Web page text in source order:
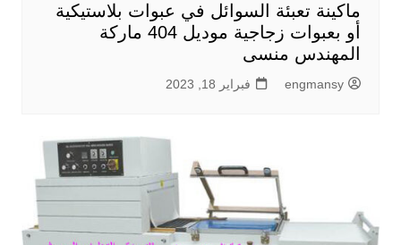
ماكينة تعبئة السوائل في عبوات بلاستيكية
أو بعبوات زجاجية موديل 404 ماركة
المهندس منسى
engmansy فبراير 18, 2023